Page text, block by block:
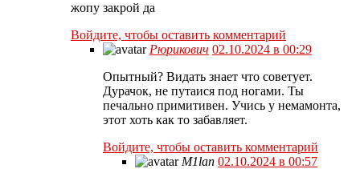
жопу закрой да
Войдите, чтобы оставить комментарий
Рюрикович 02.10.2024 в 00:29
Опытный? Видать знает что советует.
Дурачок, не путаися под ногами. Ты
печально примитивен. Учись у немамонта,
этот хоть как то забавляет.
Войдите, чтобы оставить комментарий
M1lan 02.10.2024 в 00:57